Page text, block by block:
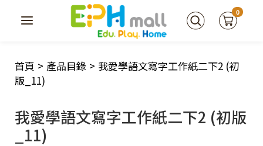
0
首頁 > 產品目錄 > 我愛學語文寫字工作紙二下2 (初
版_11)
我愛學語文寫字工作紙二下2 (初版
_11)